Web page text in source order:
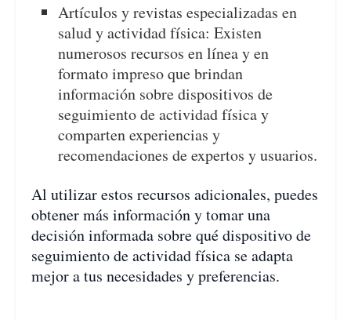
Artículos y revistas especializadas en
salud y actividad física: Existen
numerosos recursos en línea y en
formato impreso que brindan
información sobre dispositivos de
seguimiento de actividad física y
comparten experiencias y
recomendaciones de expertos y usuarios.
Al utilizar estos recursos adicionales, puedes
obtener más información y tomar una
decisión informada sobre qué dispositivo de
seguimiento de actividad física se adapta
mejor a tus necesidades y preferencias.